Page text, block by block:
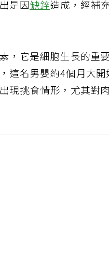
是因缺鋅造成，經補
，它是細胞生長的重
這名男嬰約4個月大
現挑食情形，尤其對